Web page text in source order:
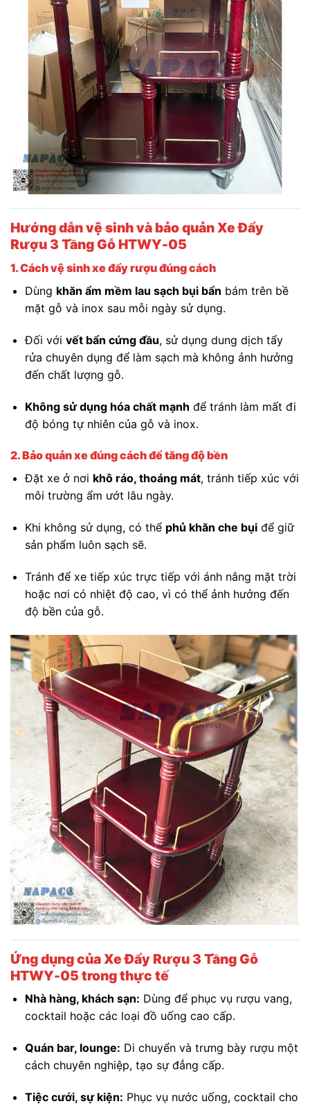
Hướng dẫn vệ sinh và bảo quản Xe Đẩy
Rượu 3 Tầng Gỗ HTWY-05
1. Cách vệ sinh xe đẩy rượu đúng cách
Dùng khăn ẩm mềm lau sạch bụi bẩn bám trên bề
mặt gỗ và inox sau mỗi ngày sử dụng.
Đối với vết bẩn cứng đầu, sử dụng dung dịch tẩy
rửa chuyên dụng để làm sạch mà không ảnh hưởng
đến chất lượng gỗ.
Không sử dụng hóa chất mạnh để tránh làm mất đi
độ bóng tự nhiên của gỗ và inox.
2. Bảo quản xe đúng cách để tăng độ bền
Đặt xe ở nơi khô ráo, thoáng mát, tránh tiếp xúc với
môi trường ẩm ướt lâu ngày.
Khi không sử dụng, có thể phủ khăn che bụiđể giữ
sản phẩm luôn sạch sẽ.
Tránh để xe tiếp xúc trực tiếp với ánh nắng mặt trời
hoặc nơi có nhiệt độ cao, vì có thể ảnh hưởng đến
độ bền của gỗ.
Ứng dụng của Xe Đẩy Rượu 3 Tầng Gỗ
HTWY-05 trong thực tế
Nhà hàng, khách sạn: Dùng để phục vụ rượu vang,
cocktail hoặc các loại đồ uống cao cấp.
Quán bar, lounge: Di chuyển và trưng bày rượu một
cách chuyên nghiệp, tạo sự đẳng cấp.
Tiệc cưới, sự kiện: Phục vụ nước uống, cocktail cho